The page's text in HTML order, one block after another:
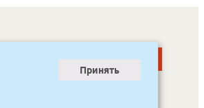
ул. Красильникова, 8, строение 3
Принять